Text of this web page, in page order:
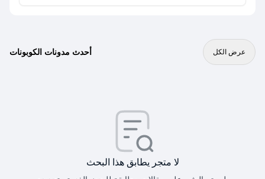
أحدث مدونات الكوبونات عرض الكل
لا متجر يطابق هذا البحث